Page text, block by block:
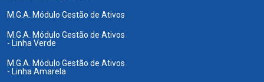
M.G.A. Módulo Gestão de Ativos
M.G.A. Módulo Gestão de Ativos
- Linha Verde
M.G.A. Módulo Gestão de Ativos
- Linha Amarela